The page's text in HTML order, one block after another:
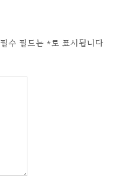
필수 필드는 *로 표시됩니다